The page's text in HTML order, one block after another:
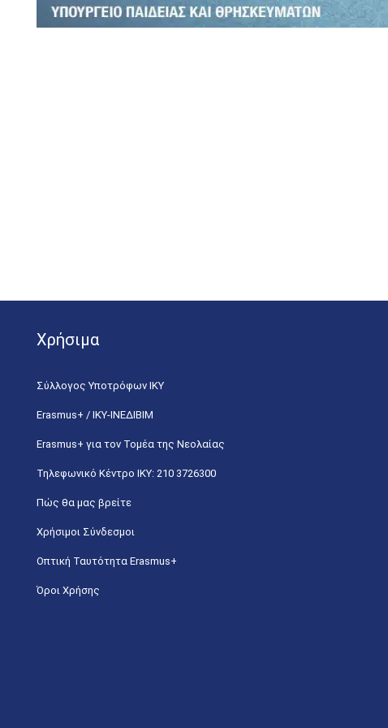
Χρήσιμα
Σύλλογος Υποτρόφων ΙΚΥ
Erasmus+ / ΙΚΥ-ΙΝΕΔΙΒΙΜ
Erasmus+ για τον Τομέα της Νεολαίας
Τηλεφωνικό Κέντρο IKY: 210 3726300
Πώς θα μας βρείτε
Χρήσιμοι Σύνδεσμοι
Οπτική Ταυτότητα Erasmus+
Όροι Χρήσης